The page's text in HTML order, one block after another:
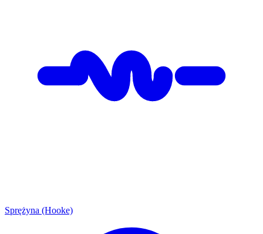
Sprężyna (Hooke)